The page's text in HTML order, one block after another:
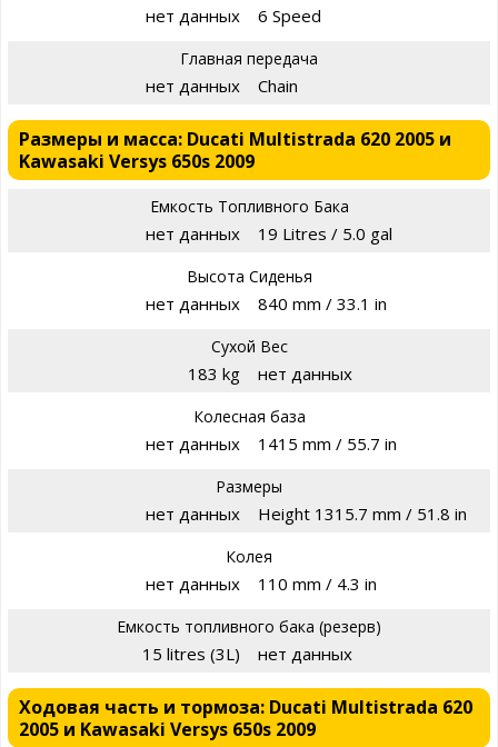
нет данных 6 Speed
Главная передача
нет данных Chain
Размеры и масса: Ducati Multistrada 620 2005 и
Kawasaki Versys 650s 2009
Емкость Топливного Бака
нет данных 19 Litres / 5.0 gal
Высота Сиденья
нет данных 840 mm / 33.1 in
Сухой Вес
183 kg нет данных
Колесная база
нет данных 1415 mm / 55.7 in
Размеры
нет данных Height 1315.7 mm / 51.8 in
Колея
нет данных 110 mm / 4.3 in
Емкость топливного бака (резерв)
15 litres (3L) нет данных
Ходовая часть и тормоза: Ducati Multistrada 620
2005 и Kawasaki Versys 650s 2009